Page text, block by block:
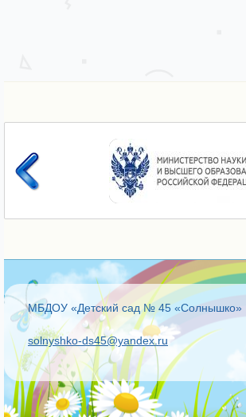
МБДОУ «Детский сад № 45 «Солнышко»
solnyshko-ds45@yandex.ru